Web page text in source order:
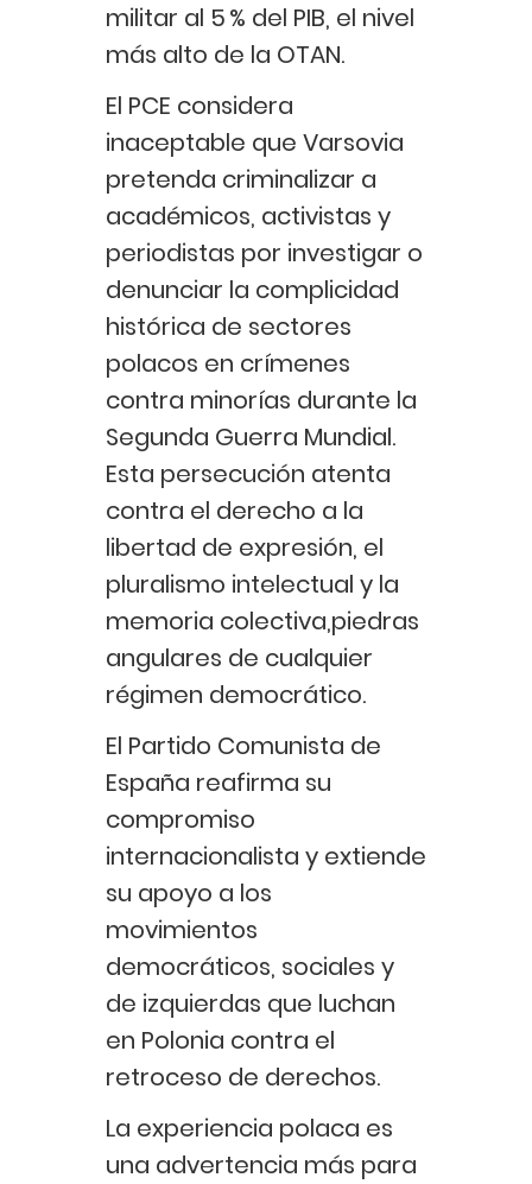
militar al 5 % del PIB, el nivel
más alto de la OTAN.
El PCE considera
inaceptable que Varsovia
pretenda criminalizar a
académicos, activistas y
periodistas por investigar o
denunciar la complicidad
histórica de sectores
polacos en crímenes
contra minorías durante la
Segunda Guerra Mundial.
Esta persecución atenta
contra el derecho a la
libertad de expresión, el
pluralismo intelectual y la
memoria colectiva,piedras
angulares de cualquier
régimen democrático.
El Partido Comunista de
España reafirma su
compromiso
internacionalista y extiende
su apoyo a los
movimientos
democráticos, sociales y
de izquierdas que luchan
en Polonia contra el
retroceso de derechos.
La experiencia polaca es
una advertencia más para